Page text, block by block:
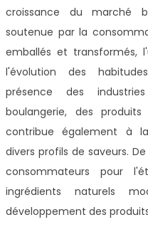
croissance du marché
soutenue par la
emballés et transformés,
l'évolution des
présence des
boulangerie, des
contribue également à
divers profils de saveurs.
consommateurs pour
ingrédients naturels
développement des